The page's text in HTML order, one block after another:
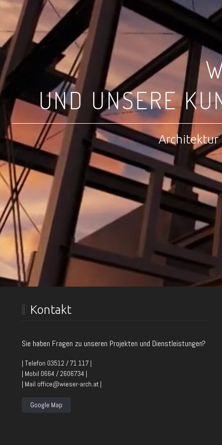
UND UNSERE
Architektur
Kontakt
Sie haben Fragen zu unseren Projekten und Dienstleistungen?
| Telefon 03512 / 71 117 |
| Mobil 0664 / 2606734 |
| Mail office@wieser-arch.at |
Google Map